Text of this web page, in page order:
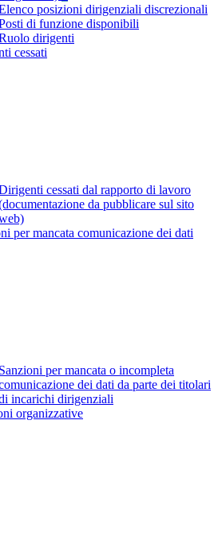
posizioni dirigenziali discrezionali
di funzione disponibili
dirigenti
cessati
cessati dal rapporto di lavoro
da pubblicare sul sito
per mancata comunicazione dei dati
Sanzioni per mancata o incompleta
dei dati da parte dei titolari
incarichi dirigenziali
organizzative